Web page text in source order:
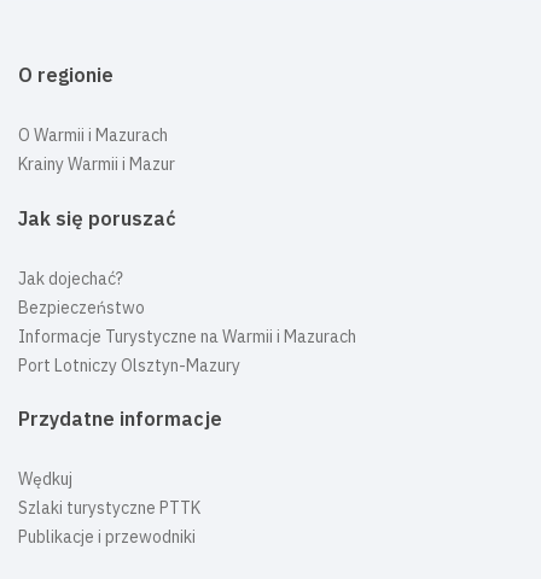
O regionie
O Warmii i Mazurach
Krainy Warmii i Mazur
Jak się poruszać
Jak dojechać?
Bezpieczeństwo
Informacje Turystyczne na Warmii i Mazurach
Port Lotniczy Olsztyn-Mazury
Przydatne informacje
Wędkuj
Szlaki turystyczne PTTK
Publikacje i przewodniki